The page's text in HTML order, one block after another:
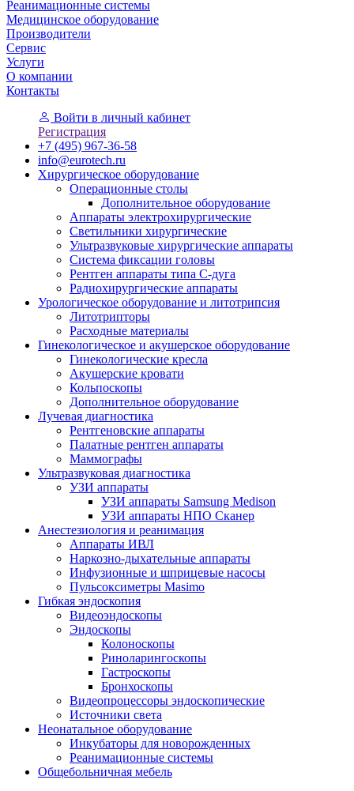
Реанимационные системы
Медицинское оборудование
Производители
Сервис
Услуги
О компании
Контакты
Войти в личный кабинет
Регистрация
+7 (495) 967-36-58
info@eurotech.ru
Хирургическое оборудование
Операционные столы
Дополнительное оборудование
Аппараты электрохирургические
Светильники хирургические
Ультразвуковые хирургические аппараты
Система фиксации головы
Рентген аппараты типа С-дуга
Радиохирургические аппараты
Урологическое оборудование и литотрипсия
Литотрипторы
Расходные материалы
Гинекологическое и акушерское оборудование
Гинекологические кресла
Акушерские кровати
Кольпоскопы
Дополнительное оборудование
Лучевая диагностика
Рентгеновские аппараты
Палатные рентген аппараты
Маммографы
Ультразвуковая диагностика
УЗИ аппараты
УЗИ аппараты Samsung Medison
УЗИ аппараты НПО Сканер
Анестезиология и реанимация
Аппараты ИВЛ
Наркозно-дыхательные аппараты
Инфузионные и шприцевые насосы
Пульсоксиметры Masimo
Гибкая эндоскопия
Видеоэндоскопы
Эндоскопы
Колоноскопы
Риноларингоскопы
Гастроскопы
Бронхоскопы
Видеопроцессоры эндоскопические
Источники света
Неонатальное оборудование
Инкубаторы для новорожденных
Реанимационные системы
Общебольничная мебель